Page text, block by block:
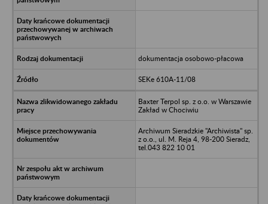
dokumentacja osobowo-płacowa
SEKe 610A-11/08
Baxter Terpol sp. z o.o. w Warszawie
Zakład w Chociwiu
Archiwum Sieradzkie "Archiwista" sp.
z o.o., ul. M. Reja 4, 98-200 Sieradz,
tel.043 822 10 01